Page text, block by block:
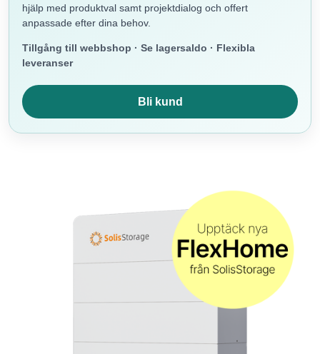
hjälp med produktval samt projektdialog och offert
anpassade efter dina behov.
Tillgång till webbshop · Se lagersaldo · Flexibla
leveranser
Bli kund